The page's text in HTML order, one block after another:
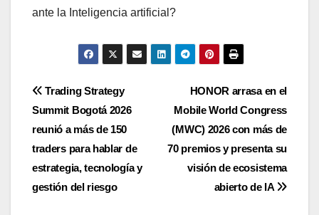
ante la Inteligencia artificial?
Navegación
de
entradas
HONOR arrasa en el
Mobile World Congress
(MWC) 2026 con más de
70 premios y presenta su
visión de ecosistema
abierto de IA
Trading Strategy
Summit Bogotá 2026
reunió a más de 150
traders para hablar de
estrategia, tecnología y
gestión del riesgo